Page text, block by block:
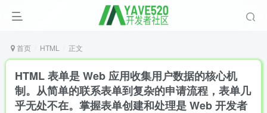
首页 HTML 正文
HTML 表单是 Web 应用收集用户数据的核心机
制。从简单的联系表单到复杂的申请流程，表单几
乎无处不在。掌握表单创建和处理是 Web 开发者